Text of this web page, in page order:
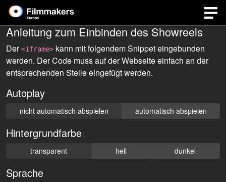
Anleitung zum Einbinden des Showreels
Der<iframe> kann mit folgendem Snippet eingebunden
werden. Der Code muss auf der Webseite einfach an der
entsprechenden Stelle eingefügt werden.
Autoplay
nicht automatisch abspielen automatisch abspielen
Hintergrundfarbe
transparent hell dunkel
Sprache